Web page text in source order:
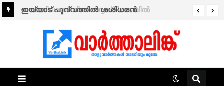
ഇയ്യാട് പൂവ്വത്തിൽ ശശിധരൻ